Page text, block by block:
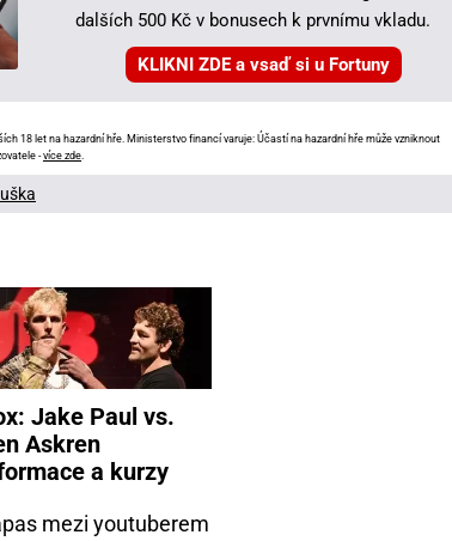
dalších 500 Kč v bonusech k prvnímu vkladu.
KLIKNI ZDE a vsaď si u Fortuny
18 let na hazardní hře. Ministerstvo financí varuje: Účastí na hazardní hře může vzniknout
-více zde.
Jake Paul vs.
Askren
a kurzy
mezi youtuberem